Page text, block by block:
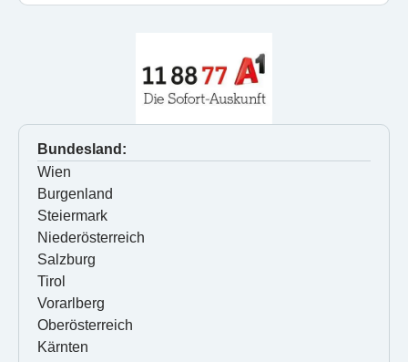
Bundesland:
Wien
Burgenland
Steiermark
Niederösterreich
Salzburg
Tirol
Vorarlberg
Oberösterreich
Kärnten